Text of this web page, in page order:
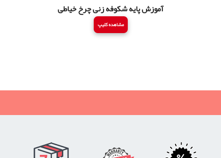
آموزش پایه شکوفه زنی چرخ خیاطی
مشاهده کلیپ